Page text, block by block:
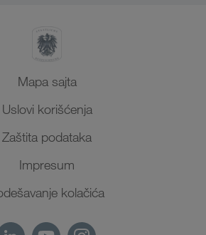
Mapa sajta
Uslovi korišćenja
Zaštita podataka
Impresum
kolačića